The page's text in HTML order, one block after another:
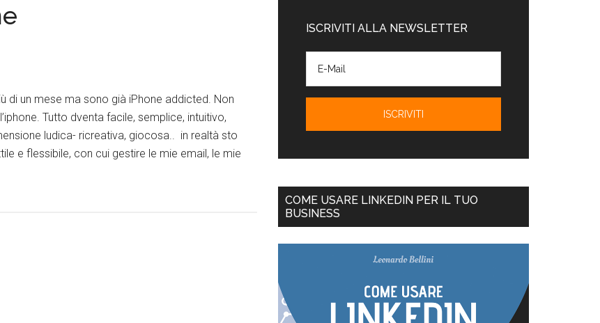
di un mese ma sono già iPhone addicted. Non
Tutto dventa facile, semplice, intuitivo,
ludica- ricreativa, giocosa.. in realtà sto
e flessibile, con cui gestire le mie email, le mie
ISCRIVITI ALLA NEWSLETTER
COME USARE LINKEDIN PER IL TUO
BUSINESS